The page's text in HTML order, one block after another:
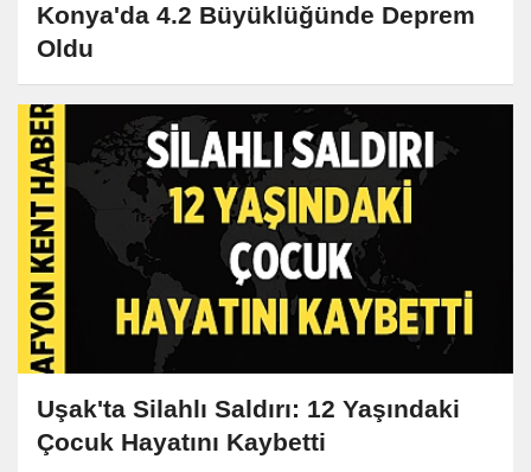
Konya'da 4.2 Büyüklüğünde Deprem
Oldu
Uşak'ta Silahlı Saldırı: 12 Yaşındaki
Çocuk Hayatını Kaybetti